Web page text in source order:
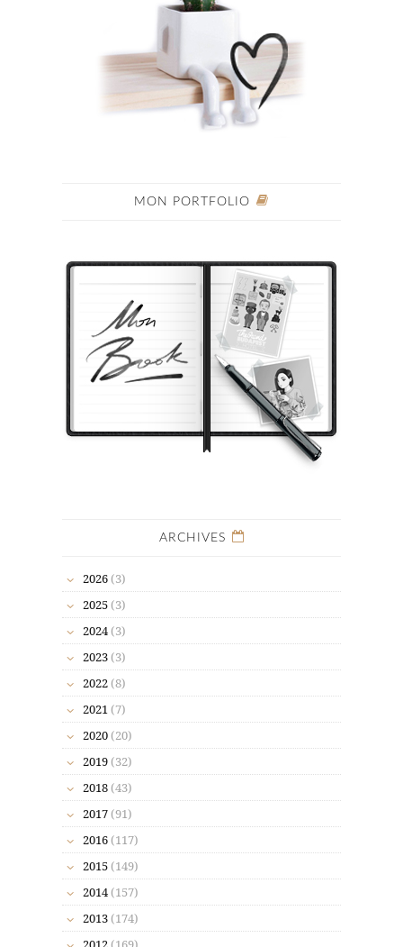
MON PORTFOLIO
ARCHIVES
2026 (3)
2025 (3)
2024 (3)
2023 (3)
2022 (8)
2021 (7)
2020 (20)
2019 (32)
2018 (43)
2017 (91)
2016 (117)
2015 (149)
2014 (157)
2013 (174)